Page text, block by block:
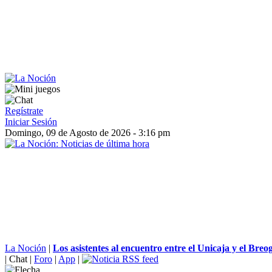
Regístrate
Iniciar Sesión
Domingo, 09 de Agosto de 2026 - 3:16 pm
La Noción | Los asistentes al encuentro entre el Unicaja y el
| Chat | Foro | App |